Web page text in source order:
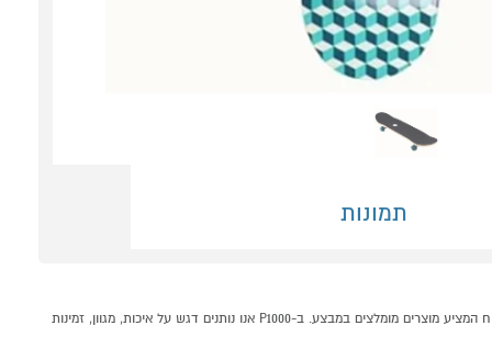
תמונות
סקייטבורד RETROSPEC ALAMEDA MARINE ISOMETRIC 21 קונים אונליין בקטגוריית רולרבליידים וסקייטבורדים במחלקת גלגלים בP1000 - אתר קניות ישראלי בטוח, משתלם ונוח המציע מוצרים מומלצים במבצע. ב-P1000 אנו נותנים דגש על איכות, מגוון, זמינות